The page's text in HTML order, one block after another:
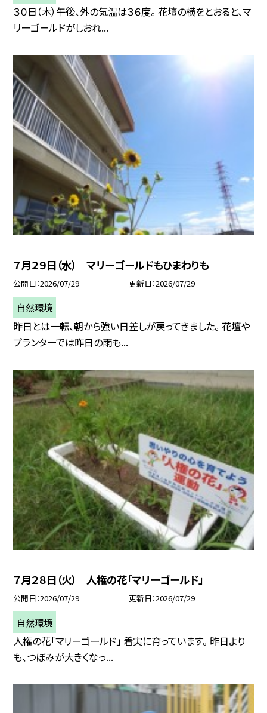
３０日（木）午後、外の気温は３６度。 花壇の横をとおると、マ
リーゴールドがしおれ...
７月２９日（水） マリーゴールドもひまわりも
公開日 2026/07/29 更新日 2026/07/29
自然環境
昨日とは一転、朝から強い日差しが戻ってきました。 花壇や
プランターでは昨日の雨も...
７月２８日（火） 人権の花「マリーゴールド」
公開日 2026/07/29 更新日 2026/07/29
自然環境
人権の花「マリーゴールド」 着実に育っています。 昨日より
も、つぼみが大きくなっ...